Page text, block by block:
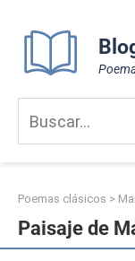
content
Poemas clásicos >
Paisaje de